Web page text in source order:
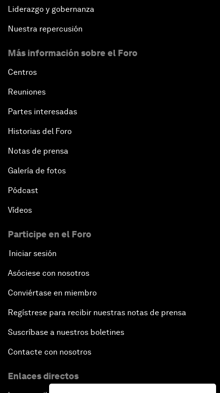
Liderazgo y gobernanza
Nuestra repercusión
Más información sobre el Foro
Centros
Reuniones
Partes interesadas
Historias del Foro
Notas de prensa
Galería de fotos
Pódcast
Vídeos
Participe en el Foro
Iniciar sesión
Asóciese con nosotros
Conviértase en miembro
Regístrese para recibir nuestras notas de prensa
Suscríbase a nuestros boletines
Contacte con nosotros
Enlaces directos